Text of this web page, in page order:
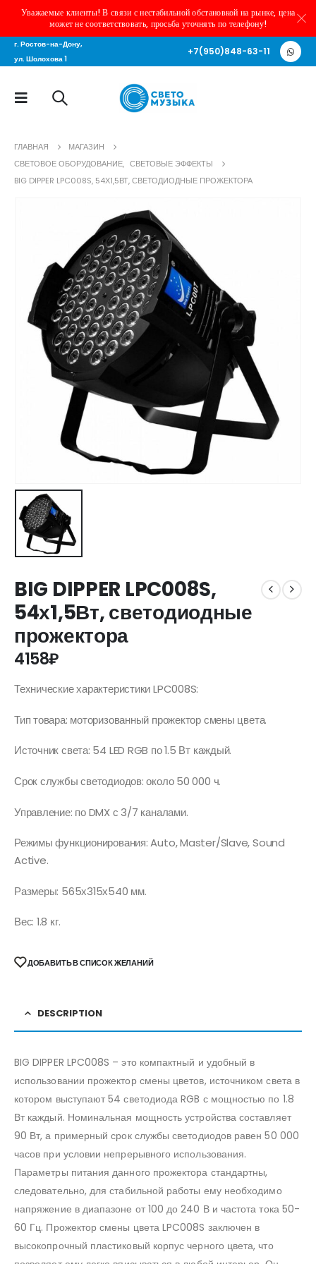
Уважаемые клиенты! В связи с нестабильной обстановкой на рынке, цена
может не соответствовать, просьба уточнять по телефону!
г. Ростов-на-Дону,
ул. Шолохова 1
+7(950)848-63-11
ГЛАВНАЯ
МАГАЗИН
СВЕТОВОЕ ОБОРУДОВАНИЕ, СВЕТОВЫЕ ЭФФЕКТЫ
BIG DIPPER LPC008S, 54Х1,5ВТ, СВЕТОДИОДНЫЕ ПРОЖЕКТОРА
BIG DIPPER LPC008S,
54х1,5Вт, светодиодные
прожектора
4158₽
Технические характеристики LPC008S:
Тип товара: моторизованный прожектор смены цвета.
Источник света: 54 LED RGB по 1.5 Вт каждый.
Срок службы светодиодов: около 50 000 ч.
Управление: по DMX с 3/7 каналами.
Режимы функционирования: Auto, Master/Slave, Sound
Active.
Размеры: 565х315х540 мм.
Вес: 1.8 кг.
ДОБАВИТЬ В СПИСОК ЖЕЛАНИЙ
DESCRIPTION
BIG DIPPER LPC008S – это компактный и удобный в
использовании прожектор смены цветов, источником света в
котором выступают 54 светодиода RGB с мощностью по 1.8
Вт каждый. Номинальная мощность устройства составляет
90 Вт, а примерный срок службы светодиодов равен 50 000
часов при условии непрерывного использования.
Параметры питания данного прожектора стандартны,
следовательно, для стабильной работы ему необходимо
напряжение в диапазоне от 100 до 240 В и частота тока 50-
60 Гц. Прожектор смены цвета LPC008S заключен в
высокопрочный пластиковый корпус черного цвета, что